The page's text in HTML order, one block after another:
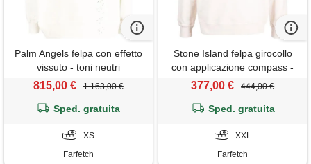
Palm Angels felpa con effetto
vissuto - toni neutri
815,00 € 1.163,00 €
Sped. gratuita
XS
Farfetch
Stone Island felpa girocollo
con applicazione compass -
toni neutri
377,00 € 444,00 €
Sped. gratuita
XXL
Farfetch